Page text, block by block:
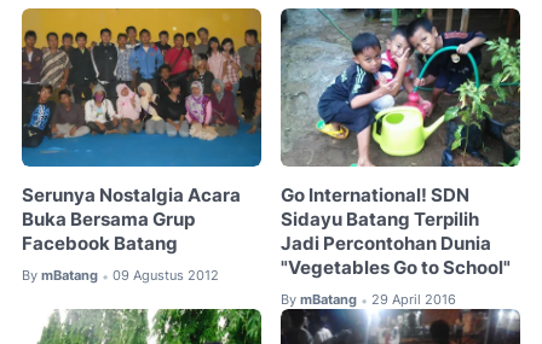
Serunya Nostalgia Acara
Buka Bersama Grup
Facebook Batang
By mBatang • 09 Agustus 2012
Go International! SDN
Sidayu Batang Terpilih
Jadi Percontohan Dunia
"Vegetables Go to School"
By mBatang • 29 April 2016